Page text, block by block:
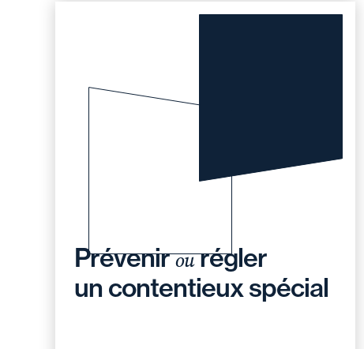
Prévenirourégler
un contentieux spécial